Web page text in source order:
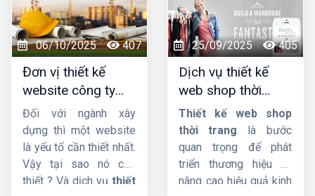
nghiệp, uy tín ? Vậy thì
hãy theo dõi ngay bài
viết này củaCông ty
HIG.
thiết kế web bán điện
thoạichuyên nghiệp,
ấn tượng và tối ưu hóa
trải nghiệm người dùng
sẽ là cầu nối vững
chắc giữa thương hiệu
của bạn và khách hàng
tiềm năng, giúp bạn
bứt phá doanh số và
khẳng định vị thế trên
thị trường.
06/10/2025 407
Đơn vị thiết kế
website công ty
xây dựng chuyên
nghiệp, chuẩn SEO
Đối với ngành xây
dựng thì một website
là yếu tố cần thiết nhất.
Vậy tại sao nó cần
thiết ? Và dịch vụ thiết
25/09/2025 405
Dịch vụ thiết kế
web shop thời
trang đẹp, ấn
tượng, chuyên
nghiệp
Thiết kế web shop
thời trang là bước
quan trọng để phát
triển thương hiệu và
nâng cao hiệu quả kinh